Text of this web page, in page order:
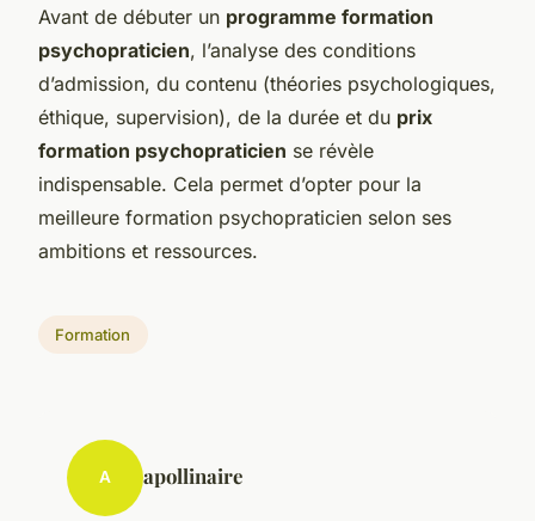
Avant de débuter un programme formation
psychopraticien, l’analyse des conditions
d’admission, du contenu (théories psychologiques,
éthique, supervision), de la durée et du prix
formation psychopraticien se révèle
indispensable. Cela permet d’opter pour la
meilleure formation psychopraticien selon ses
ambitions et ressources.
Formation
A apollinaire